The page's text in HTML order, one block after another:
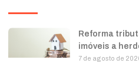
Reforma
imóveis a
7 de agosto de